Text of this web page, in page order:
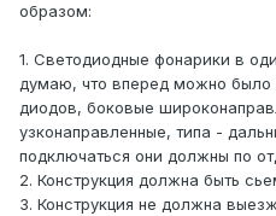
образом:
1. Светодиодные фонарики в
думаю, что вперед можно было
диодов, боковые
узконаправленные, типа -
подключаться они должны по
2. Конструкция должна быть
3. Конструкция не должна